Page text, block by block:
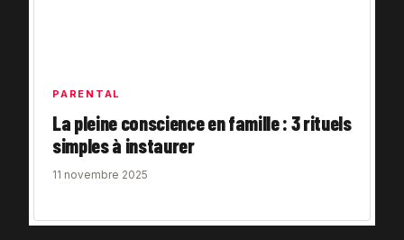
PARENTAL
La pleine conscience en famille : 3 rituels
simples à instaurer
11 novembre 2025